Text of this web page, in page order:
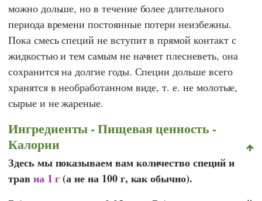
можно дольше, но в течение более длительного
периода времени постоянные потери неизбежны.
Пока смесь специй не вступит в прямой контакт с
жидкостью и тем самым не начнет плесневеть, она
сохранится на долгие годы. Специи дольше всего
хранятся в необработанном виде, т. е. не молотые,
сырые и не жареные.
Ингредиенты - Пищевая ценность -
Калории
Здесь мы показываем вам количество специй и
трав на 1 г(а не на 100 г, как обычно).